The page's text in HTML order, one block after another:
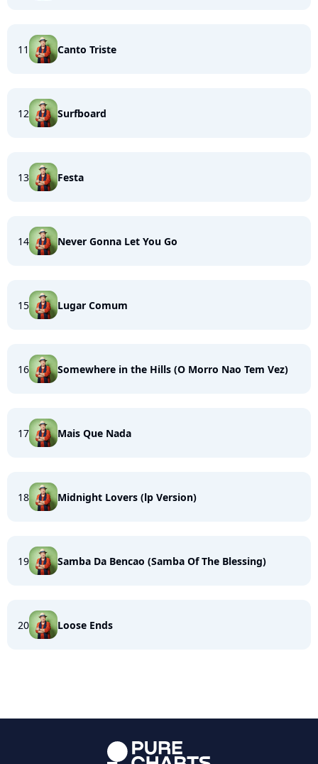
11 Canto Triste
12 Surfboard
13 Festa
14 Never Gonna Let You Go
15 Lugar Comum
16 Somewhere in the Hills (O Morro Nao Tem Vez)
17 Mais Que Nada
18 Midnight Lovers (lp Version)
19 Samba Da Bencao (Samba Of The Blessing)
20 Loose Ends